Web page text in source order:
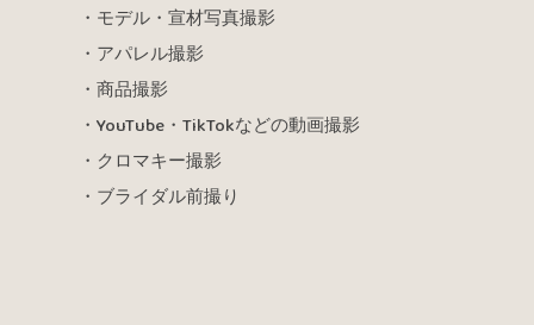
・モデル・宣材写真撮影
・アパレル撮影
・商品撮影
・YouTube・TikTokなどの動画撮影
・クロマキー撮影
・ブライダル前撮り